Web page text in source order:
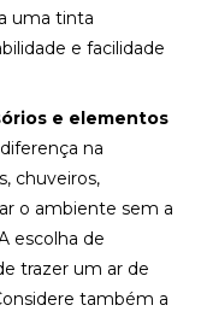
uma tinta
e facilidade
e elementos
na
chuveiros,
o ambiente sem a
escolha de
trazer um ar de
também a